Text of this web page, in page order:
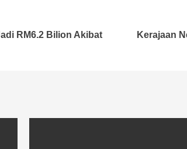
RM6.2 Bilion Akibat
Kerajaan